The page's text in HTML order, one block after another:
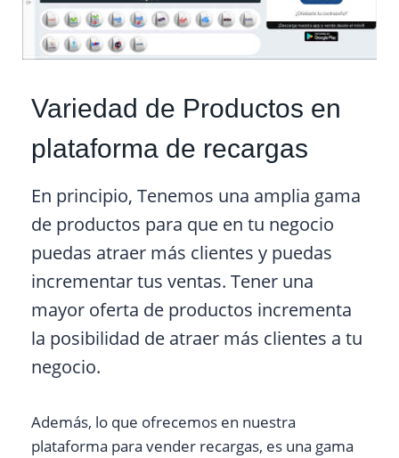
Variedad de Productos en
plataforma de recargas
En principio, Tenemos una amplia gama
de productos para que en tu negocio
puedas atraer más clientes y puedas
incrementar tus ventas. Tener una
mayor oferta de productos incrementa
la posibilidad de atraer más clientes a tu
negocio.
Además, lo que ofrecemos en nuestra
plataforma para vender recargas, es una gama